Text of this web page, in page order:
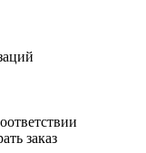
заказ